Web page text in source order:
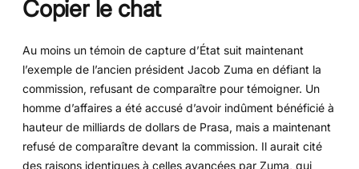
Copier le chat
Au moins un témoin de capture d’État suit maintenant
l’exemple de l’ancien président Jacob Zuma en défiant la
commission, refusant de comparaître pour témoigner. Un
homme d’affaires a été accusé d’avoir indûment bénéficié à
hauteur de milliards de dollars de Prasa, mais a maintenant
refusé de comparaître devant la commission. Il aurait cité
des raisons identiques à celles avancées par Zuma, qui